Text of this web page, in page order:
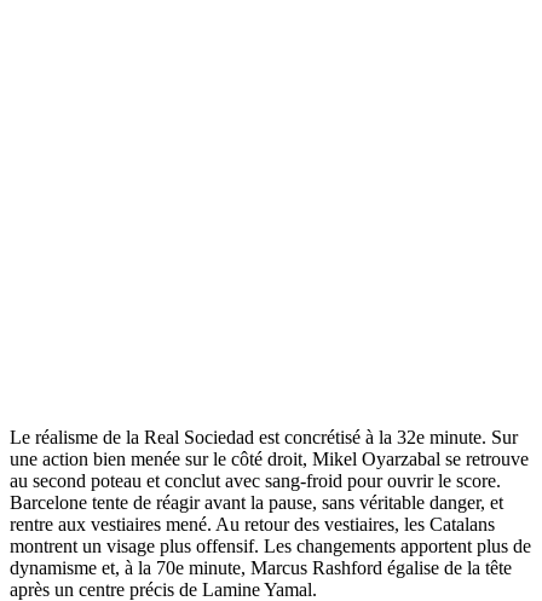
Le réalisme de la Real Sociedad est concrétisé à la 32e minute. Sur
une action bien menée sur le côté droit, Mikel Oyarzabal se retrouve
au second poteau et conclut avec sang-froid pour ouvrir le score.
Barcelone tente de réagir avant la pause, sans véritable danger, et
rentre aux vestiaires mené. Au retour des vestiaires, les Catalans
montrent un visage plus offensif. Les changements apportent plus de
dynamisme et, à la 70e minute, Marcus Rashford égalise de la tête
après un centre précis de Lamine Yamal.